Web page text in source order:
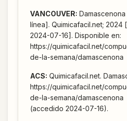
VANCOUVER:
línea]. Quimicafacil.net; 2024
2024-07-16]. Disponible en:
https://quimicafacil.net/
de-la-semana/damascenona
ACS: Quimicafacil.net.
https://quimicafacil.net/
de-la-semana/damascenona
(accedido 2024-07-16).